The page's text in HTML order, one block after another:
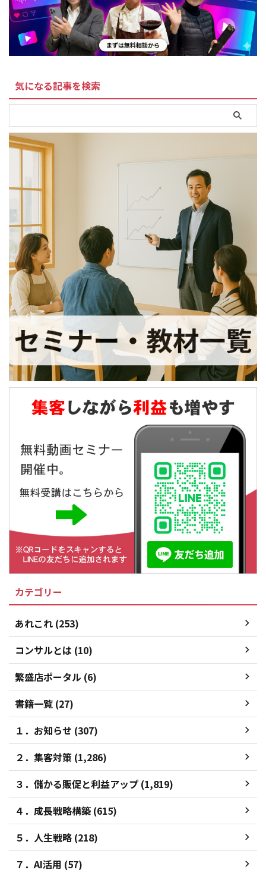
気になる記事を検索
カテゴリー
あれこれ (253)
コンサルとは (10)
繁盛店ポータル (6)
書籍一覧 (27)
１．お知らせ (307)
２．集客対策 (1,286)
３．儲かる販促と利益アップ (1,819)
４．成長戦略構築 (615)
５．人生戦略 (218)
７．AI活用 (57)